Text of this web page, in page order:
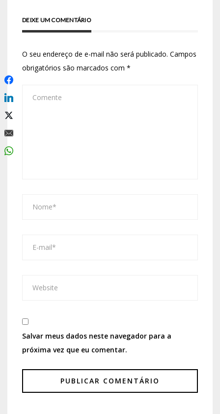
DEIXE UM COMENTÁRIO
O seu endereço de e-mail não será publicado. Campos
obrigatórios são marcados com *
Salvar meus dados neste navegador para a
próxima vez que eu comentar.